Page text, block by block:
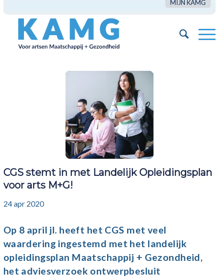
MIJN KAMG
CGS stemt in met Landelijk Opleidingsplan
voor arts M+G!
24 apr 2020
Op 8 april jl. heeft het CGS met veel
waardering ingestemd met het landelijk
opleidingsplan Maatschappij + Gezondheid,
het adviesverzoek ontwerpbesluit